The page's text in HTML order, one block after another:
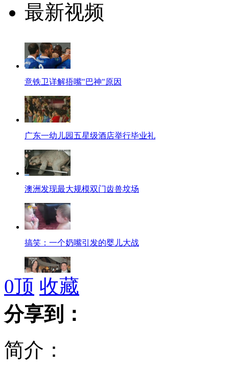
最新视频
意铁卫详解捂嘴"巴神"原因
广东一幼儿园五星级酒店举行毕业礼
澳洲发现最大规模双门齿兽坟场
搞笑：一个奶嘴引发的婴儿大战
英女子盗巨额公款 为办超奢华婚礼
德国队4:2大胜希腊 强势晋级四强
0顶 收藏
分享到：
简介：